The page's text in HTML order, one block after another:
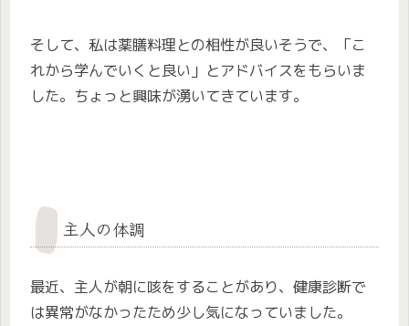
そして、私は薬膳料理との相性が良いそうで、「こ
れから学んでいくと良い」とアドバイスをもらいま
した。ちょっと興味が湧いてきています。
主人の体調
最近、主人が朝に咳をすることがあり、健康診断で
は異常がなかったため少し気になっていました。